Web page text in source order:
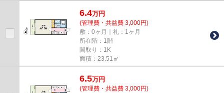
6.4万円
(管理費・共益費 3,000円)
敷：0ヶ月｜礼：1ヶ月
所在階：1階
間取り：1K
面積：23.51㎡
6.5万円
(管理費・共益費 3,000円)